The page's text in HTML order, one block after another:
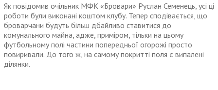
Як повідомив очільник МФК «Бровари» Руслан Семенець, усі ці
роботи були виконані коштом клубу. Тепер сподівається, що
броварчани будуть більш дбайливо ставитися до
комунального майна, адже, приміром, тільки на цьому
футбольному полі частини попередньої огорожі просто
повиривали. До того ж, на самому покритті поля є випалені
ділянки.